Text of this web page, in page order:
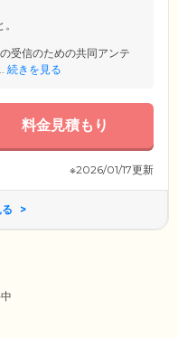
受信のための共同アンテ
続きを見る
料金見積もり
※2026/01/17更新